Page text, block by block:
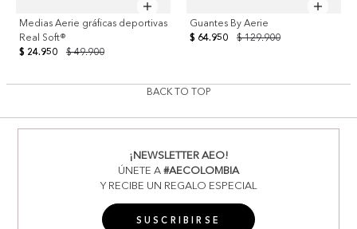
Medias Aerie gráficas deportivas
Real Soft®
$ 49.900
$ 24.950
Guantes By Aerie
$ 129.900
$ 64.950
BACK TO TOP
¡NEWSLETTER AEO!
ÚNETE A#AECOLOMBIA
Y RECIBE UN REGALO ESPECIAL
SUSCRIBIRSE